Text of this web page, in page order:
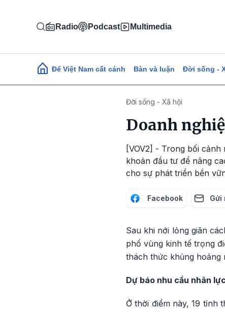
Radio Podcast Multimedia
Main navigation
Để Việt Nam cất cánh Bàn và luận Đời sống -
Đời sống - Xã hội
Doanh
[VOV2] - Trong bối
khoản đầu tư để nâng
cho sự phát triển bền
Facebook Gửi
Sau khi nới lỏng giãn
phố vùng kinh tế trọng
thách thức khủng hoảng
Dự báo nhu cầu nhân
Ở thời điểm này, 19 tỉnh